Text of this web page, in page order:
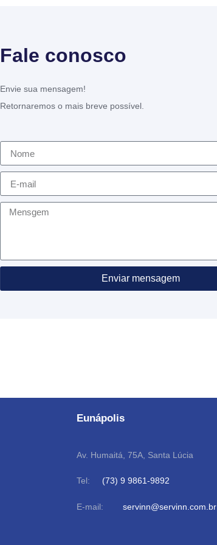
Fale conosco
Envie sua mensagem!
Retornaremos o mais breve possível.
Enviar mensagem
Eunápolis
Av. Humaitá, 75A, Santa Lúcia
Tel: (73) 9 9861-9892
E-mail: servinn@servinn.com.br